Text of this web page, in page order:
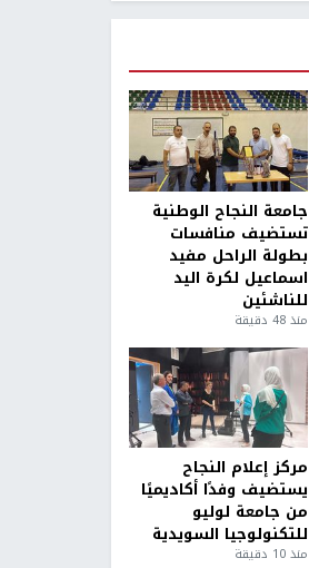
جامعة النجاح الوطنية
تستضيف منافسات
بطولة الراحل مفيد
اسماعيل لكرة اليد
للناشئين
منذ 48 دقيقة
مركز إعلام النجاح
يستضيف وفدًا أكاديميًا
من جامعة لوليو
للتكنولوجيا السويدية
منذ 10 دقيقة